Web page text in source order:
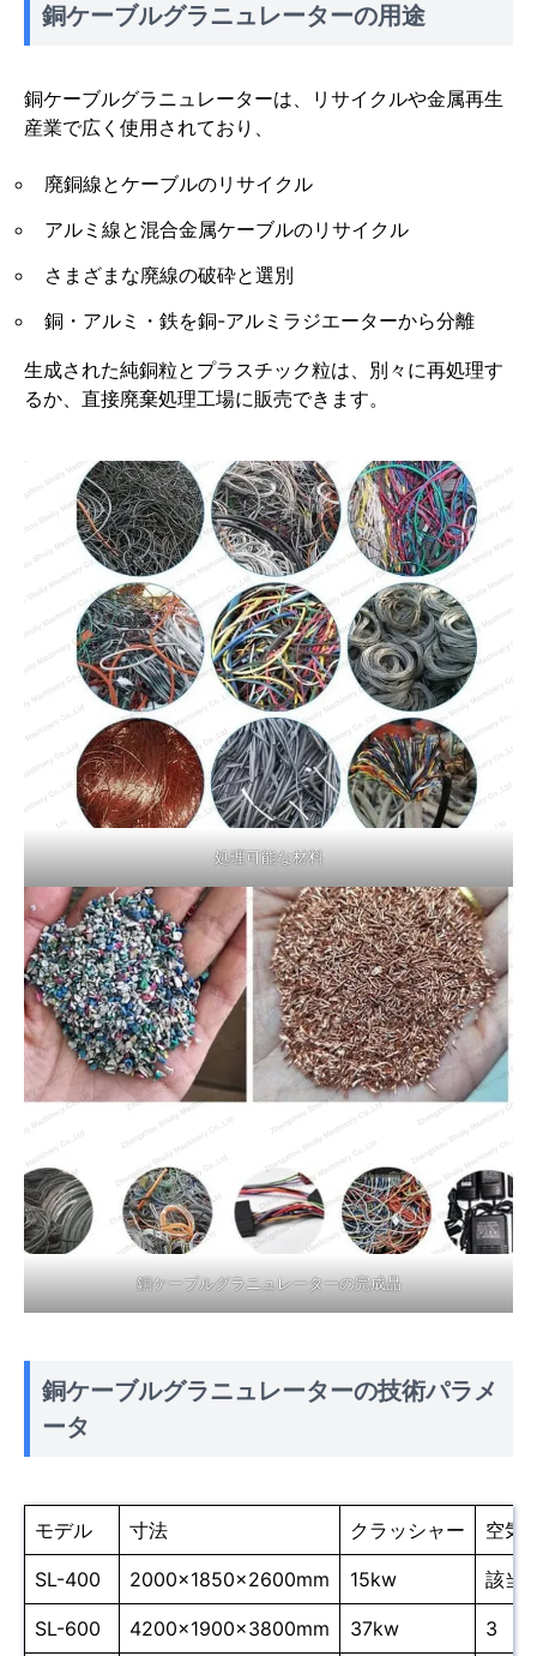
銅ケーブルグラニュレーターの用途
銅ケーブルグラニュレーターは、リサイクルや金属再生
産業で広く使用されており、
廃銅線とケーブルのリサイクル
アルミ線と混合金属ケーブルのリサイクル
さまざまな廃線の破砕と選別
銅・アルミ・鉄を銅-アルミラジエーターから分離
生成された純銅粒とプラスチック粒は、別々に再処理す
るか、直接廃棄処理工場に販売できます。
処理可能な材料
銅ケーブルグラニュレーターの完成品
銅ケーブルグラニュレーターの技術パラメ
ータ
モデル 寸法 クラッシャー 空気
SL-400 2000×1850×2600mm 15kw 該当
SL-600 4200×1900×3800mm 37kw 3